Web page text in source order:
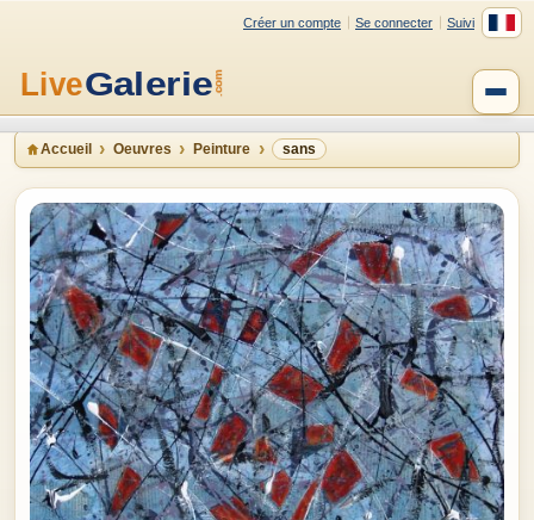
Créer un compte Se connecter Suivi
Accueil Oeuvres Peinture sans